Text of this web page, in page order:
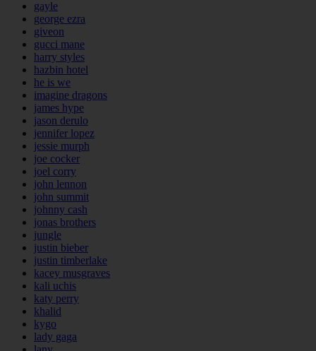
gayle
george ezra
giveon
gucci mane
harry styles
hazbin hotel
he is we
imagine dragons
james hype
jason derulo
jennifer lopez
jessie murph
joe cocker
joel corry
john lennon
john summit
johnny cash
jonas brothers
jungle
justin bieber
justin timberlake
kacey musgraves
kali uchis
katy perry
khalid
kygo
lady gaga